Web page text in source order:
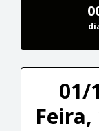
01/
Feira,